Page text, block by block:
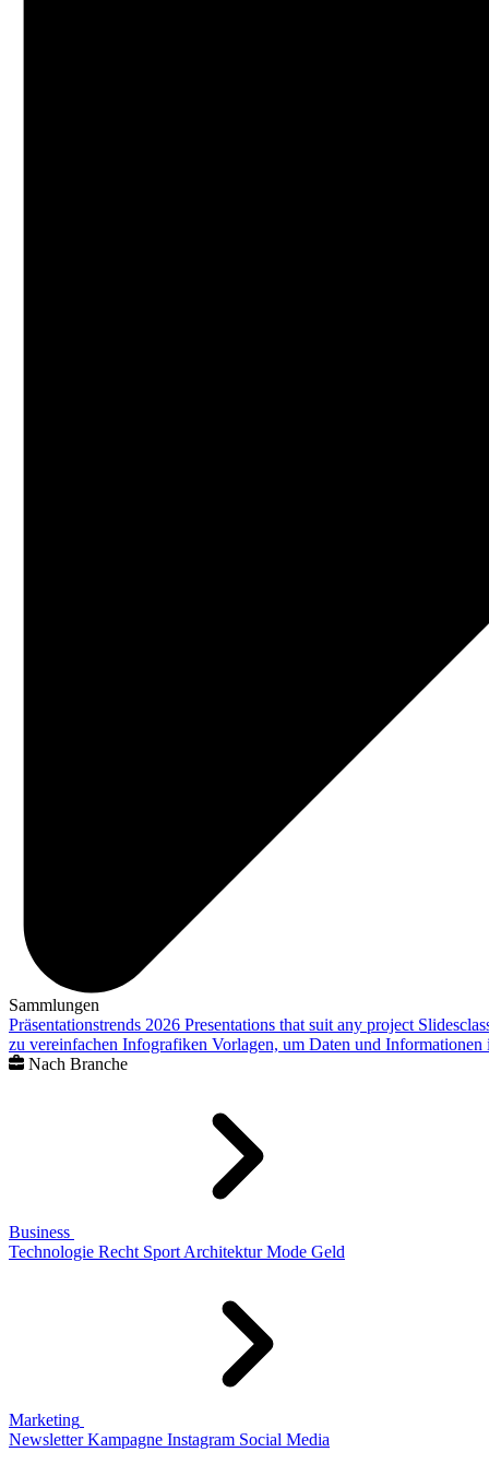
Sammlungen
Präsentationstrends 2026 Presentations that suit any project
zu vereinfachen Infografiken Vorlagen, um Daten und
Nach Branche
Business
Technologie Recht Sport Architektur Mode Geld
Marketing
Newsletter Kampagne Instagram Social Media